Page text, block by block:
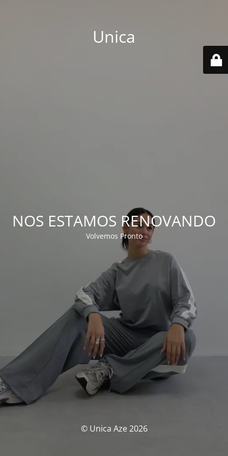
Unica
NOS ESTAMOS RENOVANDO
Volvemos Pronto
© Unica Aze 2026